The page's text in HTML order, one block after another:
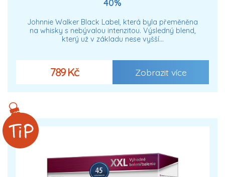
40%
Johnnie Walker Black Label, která byla přeměněna
na whisky s nebývalou intenzitou. Výsledný blend,
který už v základu nese vyšší…
789 Kč Zobrazit více